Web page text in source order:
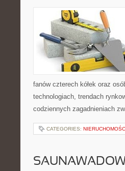
fanów czterech kółek oraz
technologiach, trendach
codziennych zagadnieniach
CATEGORIES: